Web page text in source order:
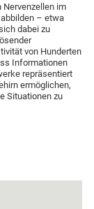
Nervenzellen im
– etwa
dabei zu
von Hunderten
Informationen
repräsentiert
ermöglichen,
Situationen zu